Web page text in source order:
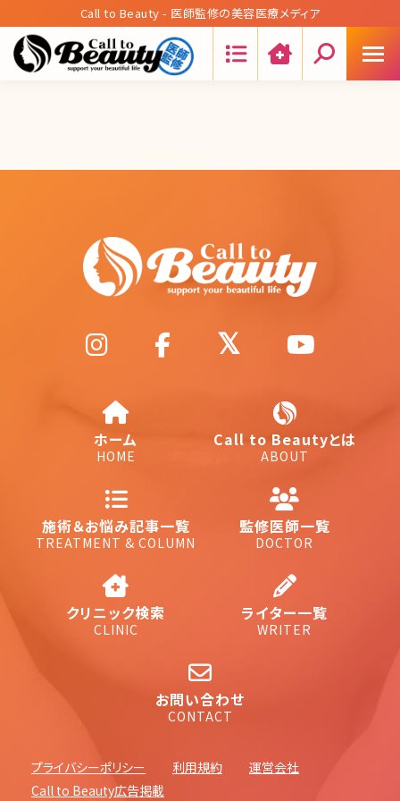
Call to Beauty - 医師監修の美容医療メディア
ホーム
HOME
Call to Beautyとは
ABOUT
施術＆お悩み記事一覧
TREATMENT & COLUMN
監修医師一覧
DOCTOR
クリニック検索
CLINIC
ライター一覧
WRITER
お問い合わせ
CONTACT
プライバシーポリシー 利用規約
運営会社
Call to Beauty広告掲載